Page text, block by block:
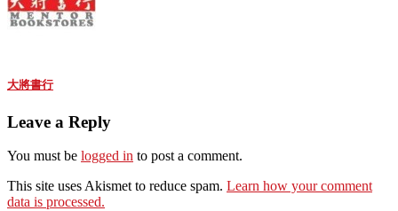
大將書行
Leave a Reply
You must be logged in to post a comment.
This site uses Akismet to reduce spam. Learn how your comment
data is processed.